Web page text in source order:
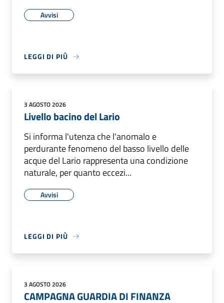
Avvisi
LEGGI DI PIÙ
3 AGOSTO 2026
Livello bacino del Lario
Si informa l'utenza che l'anomalo e
perdurante fenomeno del basso livello delle
acque del Lario rappresenta una condizione
naturale, per quanto eccezi...
Avvisi
LEGGI DI PIÙ
3 AGOSTO 2026
CAMPAGNA GUARDIA DI FINANZA